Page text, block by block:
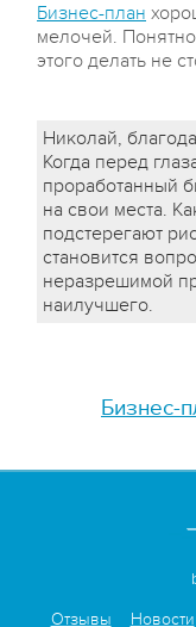
Бизнес-план
мелочей.
этого делать не
Николай,
Когда перед
проработанный
на свои места.
подстерегают
становится
неразрешимой
наилучшего.
Бизнес-
Отзывы Новости